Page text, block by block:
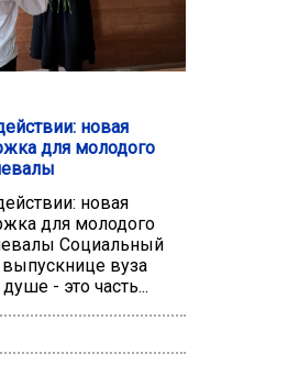
новая
для молодого
новая
для молодого
Социальный
вуза
- это часть...